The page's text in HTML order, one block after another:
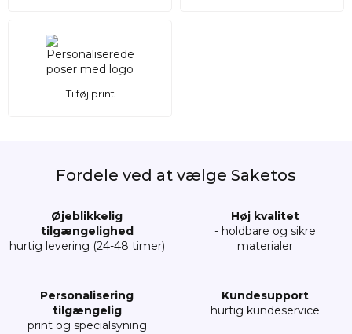
Tilføj print
Fordele ved at vælge Saketos
Øjeblikkelig
tilgængelighed
hurtig levering (24-48 timer)
Høj kvalitet
- holdbare og sikre
materialer
Personalisering
tilgængelig
print og specialsyning
Kundesupport
hurtig kundeservice